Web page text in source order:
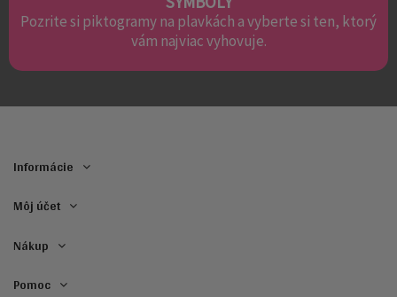
Pozrite si piktogramy na plavkách a vyberte si ten, ktorý
vám najviac vyhovuje.
Informácie
Môj účet
Nákup
Pomoc